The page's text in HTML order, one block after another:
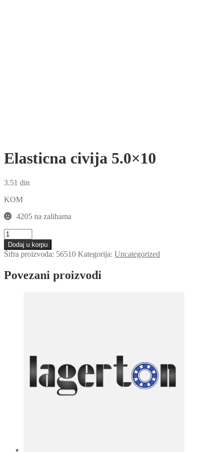
Elasticna civija 5.0×10
3.51 din
KOM
4205 na zalihama
Elasticna
civija
5.0x10
količina
Dodaj u korpu
Šifra proizvoda: 56510 Kategorija: Uncategorized
Povezani proizvodi